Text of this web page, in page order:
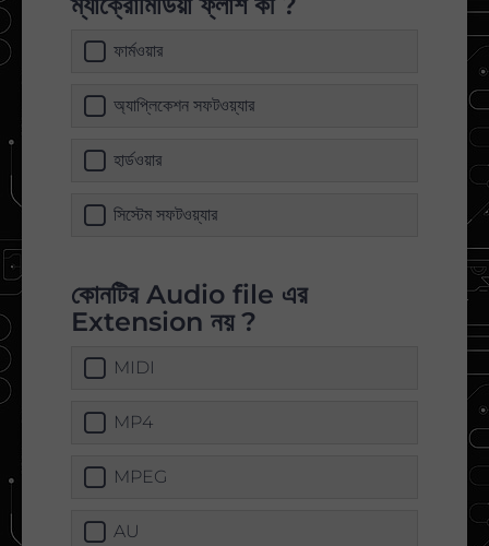
ফার্মওয়ার
অ্যাপ্লিকেশন সফটওয়্যার
হার্ডওয়ার
সিস্টেম সফটওয়্যার
কোনটির Audio file এর
Extension নয় ?
MIDI
MP4
MPEG
AU